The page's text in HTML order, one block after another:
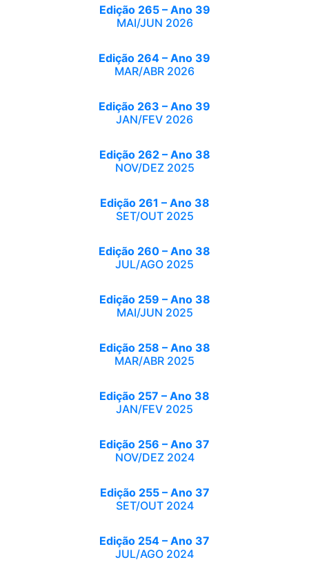
Edição 265 – Ano 39
MAI/JUN 2026
Edição 264 – Ano 39
MAR/ABR 2026
Edição 263 – Ano 39
JAN/FEV 2026
Edição 262 – Ano 38
NOV/DEZ 2025
Edição 261 – Ano 38
SET/OUT 2025
Edição 260 – Ano 38
JUL/AGO 2025
Edição 259 – Ano 38
MAI/JUN 2025
Edição 258 – Ano 38
MAR/ABR 2025
Edição 257 – Ano 38
JAN/FEV 2025
Edição 256 – Ano 37
NOV/DEZ 2024
Edição 255 – Ano 37
SET/OUT 2024
Edição 254 – Ano 37
JUL/AGO 2024